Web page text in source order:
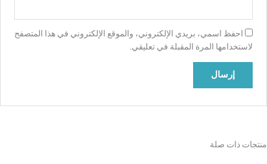
احفظ اسمي، بريدي الإلكتروني، والموقع الإلكتروني في هذا المتصفح
لاستخدامها المرة المقبلة في تعليقي.
منتجات ذات صلة